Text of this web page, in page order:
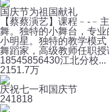
国庆节为祖国献礼
【蔡蔡演艺】课程﹣-﹣
舞。独特的小舞台，专
小明星。独特的教学模式
舞蹈家，高级教师任职
18545856430江北分校...
2151.7万
庆祝七一和国庆节
241818